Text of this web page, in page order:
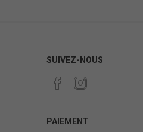
SUIVEZ-NOUS
PAIEMENT